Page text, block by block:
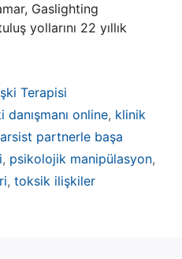
Gaslighting
yollarını 22 yıllık
Terapisi
danışmanı online, klinik
partnerle başa
, psikolojik manipülasyon,
, toksik ilişkiler